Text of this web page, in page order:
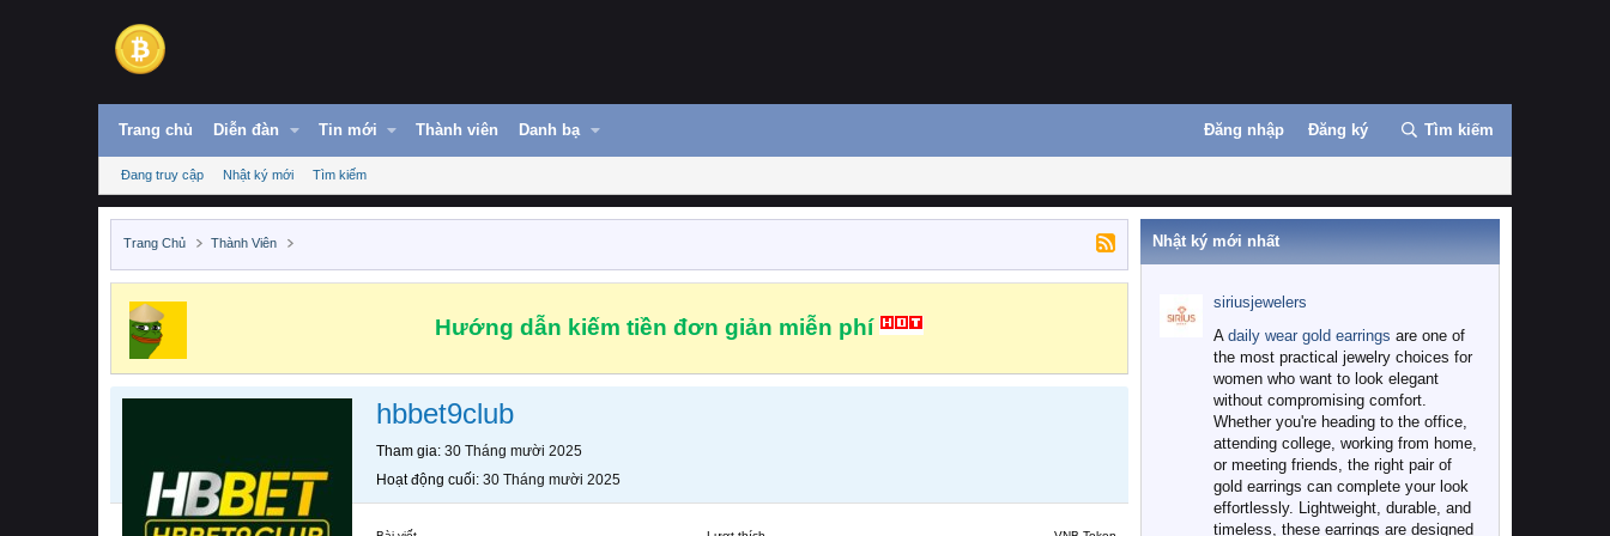
Trang chủ Diễn đàn Tin mới Thành viên Danh bạ Đăng nhập Đăng ký Tìm kiếm
Đang truy cập Nhật ký mới Tìm kiếm
Trang Chủ Thành Viên
Hướng dẫn kiếm tiền đơn giản miễn phí
hbbet9club
Tham gia 30 Tháng mười 2025
Hoạt động cuối 30 Tháng mười 2025
Nhật ký mới nhất
siriusjewelers
A daily wear gold earrings are one of
the most practical jewelry choices for
women who want to look elegant
without compromising comfort.
Whether you're heading to the office,
attending college, working from home,
or meeting friends, the right pair of
gold earrings can complete your look
effortlessly. Lightweight, durable, and
timeless, these earrings are designed